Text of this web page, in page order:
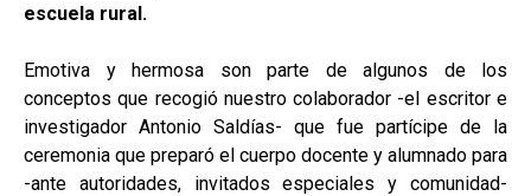
escuela rural.
Emotiva y hermosa son parte de algunos de los
conceptos que recogió nuestro colaborador -el escritor e
investigador Antonio Saldías- que fue partícipe de la
ceremonia que preparó el cuerpo docente y alumnado para
-ante autoridades, invitados especiales y comunidad-